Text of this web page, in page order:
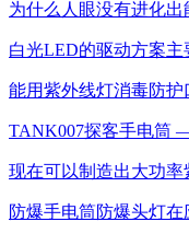
为什么人眼没有进化出
白光LED的驱动方案主
能用紫外线灯消毒防护
TANK007探客手电筒
现在可以制造出大功
防爆手电筒防爆头灯在